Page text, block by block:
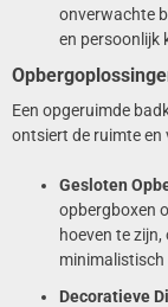
onverwachte
en persoonlijk
Een opgeruimde
ontsiert de ruimte en
Gesloten
opbergboxen
hoeven te
minimalistisch
Decoratieve